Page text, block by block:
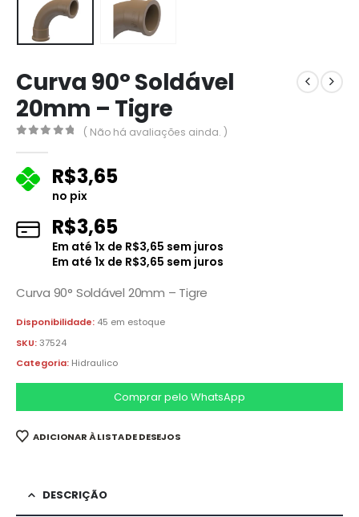
Curva 90° Soldável
20mm – Tigre
( Não há avaliações ainda. )
R$3,65
no pix
R$3,65
Em até 1x de R$3,65 sem juros
Em até 1x de R$3,65 sem juros
Curva 90° Soldável 20mm – Tigre
Disponibilidade: 45 em estoque
SKU:37524
Categoria: Hidraulico
Comprar pelo WhatsApp
ADICIONAR À LISTA DE DESEJOS
DESCRIÇÃO